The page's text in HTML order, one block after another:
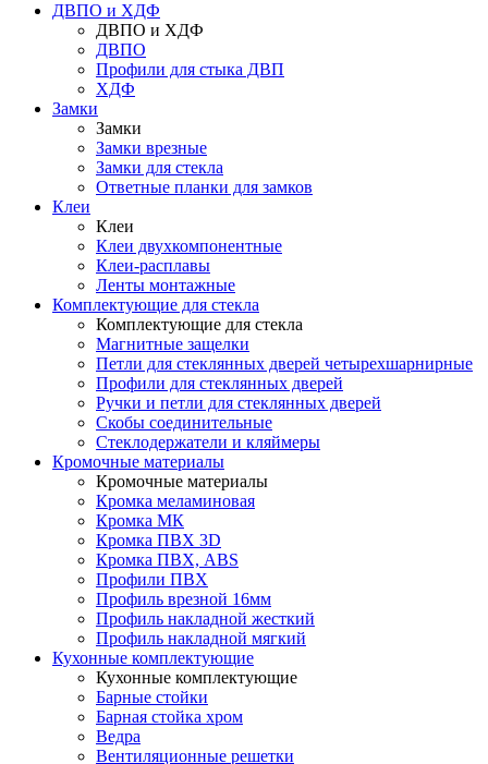
ДВПО и ХДФ
ДВПО и ХДФ
ДВПО
Профили для стыка ДВП
ХДФ
Замки
Замки
Замки врезные
Замки для стекла
Ответные планки для замков
Клеи
Клеи
Клеи двухкомпонентные
Клеи-расплавы
Ленты монтажные
Комплектующие для стекла
Комплектующие для стекла
Магнитные защелки
Петли для стеклянных дверей четырехшарнирные
Профили для стеклянных дверей
Ручки и петли для стеклянных дверей
Скобы соединительные
Стеклодержатели и кляймеры
Кромочные материалы
Кромочные материалы
Кромка меламиновая
Кромка МК
Кромка ПВХ 3D
Кромка ПВХ, ABS
Профили ПВХ
Профиль врезной 16мм
Профиль накладной жесткий
Профиль накладной мягкий
Кухонные комплектующие
Кухонные комплектующие
Барные стойки
Барная стойка хром
Ведра
Вентиляционные решетки